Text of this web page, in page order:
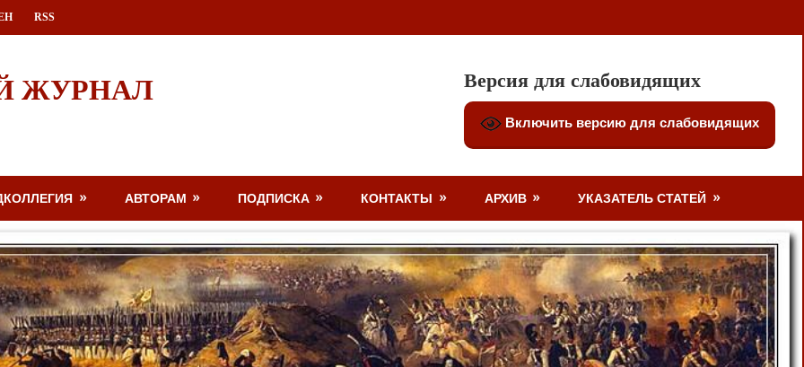
RSS
ЖУРНАЛ Версия для слабовидящих
Включить версию для слабовидящих
АВТОРАМ ПОДПИСКА КОНТАКТЫ АРХИВ УКАЗАТЕЛЬ СТАТЕЙ